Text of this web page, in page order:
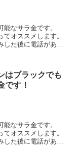
なサラ金です。
オススメします。
した後に電話があ
はブラックでも
です！
なサラ金です。
オススメします。
した後に電話があ